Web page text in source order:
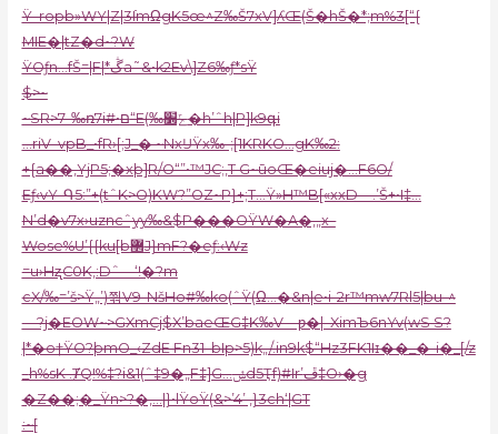
Ÿ–ropb»WY|Z|3IֿmΩgK5œ^Z‰Š7xV]ʎŒ(Š�hŠ�*;m%3[“{
MIE�|tZ�d~?W
ŸOƒn…fŠ
=|F|*ڴa˜&•k2Ev\]Z6‰ƒ*sŸ
$>~
~SR>7–‰ռ7i#•ם“E(‰ݻ׽�h’ˆh|P]k9գi
…riV–vpB_•fR›[;J_� ~NxĲŸx‰-;[1KRKO…gK‰2:
+{a��‚YjP5;�xþ]R/O“”•™JC;‚T G~ūoŒ�eiuj�…F6O/
Eƒ‹vY-Գ5:”+(tˆK>O)KW?”OZ~P}+;T…Ÿ»H™B[«xxD—.’Š+•I‡…
N’d�v7x›uzncˆyy‰&$P���OŸW�A�‚„x–
Wose%U’{{ku[b޲J}mF?�eƒ:‹Wz
=u›HʐC0K,:Dˆ—‘!�?m
cX/‰=’š>Ÿ„’)쮞V9-NšHo#‰ko(ˆŸ(Ω…�&n|e•i-2r™mw7Rl5|bu-^
—?j�EOW~>GXmCj$X’baeŒG‡K‰V—ƿ�|–XimЪ6nYv(wS S?
|*�o†ŸO?þmO_‹ZdE Fn31–bIp>5)k„/.in9k$“Hz3FK1Iɪ��_�-i�_[/z
_h%sK .ȾQ!%‡?i&1(ˆ‡9�„F‡]G…ݽd5Ҭf)#Ir’ڦ‡O›�g
�Z��;�_Ÿn>?�‚…|}•lŸoŸ(&>’4’ ,}3ch‘|GT
:~[